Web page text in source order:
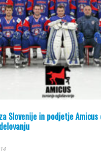
Slovenije in podjetje Amicus